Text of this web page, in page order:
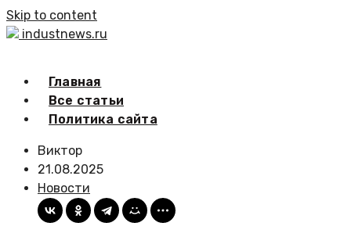
Skip to content
industnews.ru
Главная
Все статьи
Политика сайта
Виктор
21.08.2025
Новости